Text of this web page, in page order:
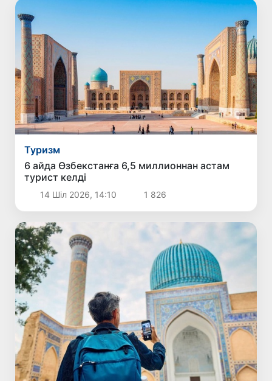
Туризм
6 айда Өзбекстанға 6,5 миллионнан астам
турист келді
14 Шіл 2026, 14:10 1 826